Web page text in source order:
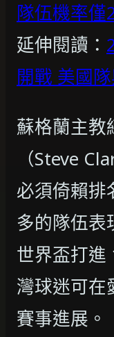
隊伍機率僅
延伸閱讀：
開戰 美國
蘇格蘭主教
（Steve
必須倚賴排
多的隊伍表
世界盃打進
灣球迷可在
賽事進展。